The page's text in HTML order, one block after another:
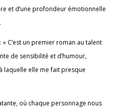
et d’une profondeur émotionnelle
C’est un premier roman au talent
de sensibilité et d’humour,
laquelle elle me fait presque
où chaque personnage nous